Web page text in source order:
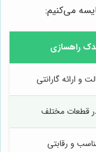
می‌کنیم:
راهسازی
و ارائه گارانتی
در قطعات مختلف
و رقابتی